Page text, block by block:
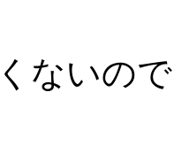
ないの